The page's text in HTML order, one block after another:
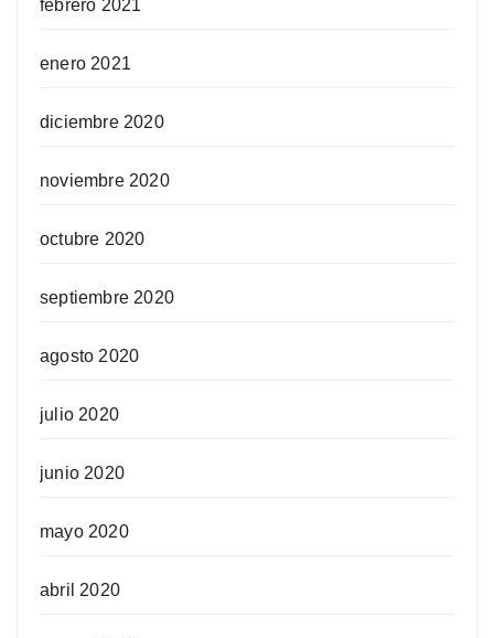
febrero 2021
enero 2021
diciembre 2020
noviembre 2020
octubre 2020
septiembre 2020
agosto 2020
julio 2020
junio 2020
mayo 2020
abril 2020